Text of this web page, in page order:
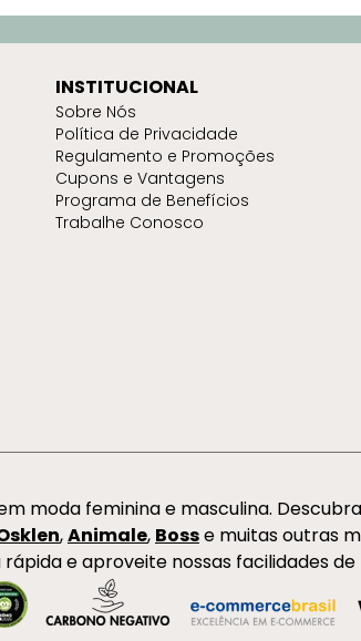
INSTITUCIONAL
Sobre Nós
Política de Privacidade
Regulamento e Promoções
Cupons e Vantagens
Programa de Benefícios
Trabalhe Conosco
moda feminina e masculina.
,Animale, Bosse muitas outras
e aproveite nossas facilidades